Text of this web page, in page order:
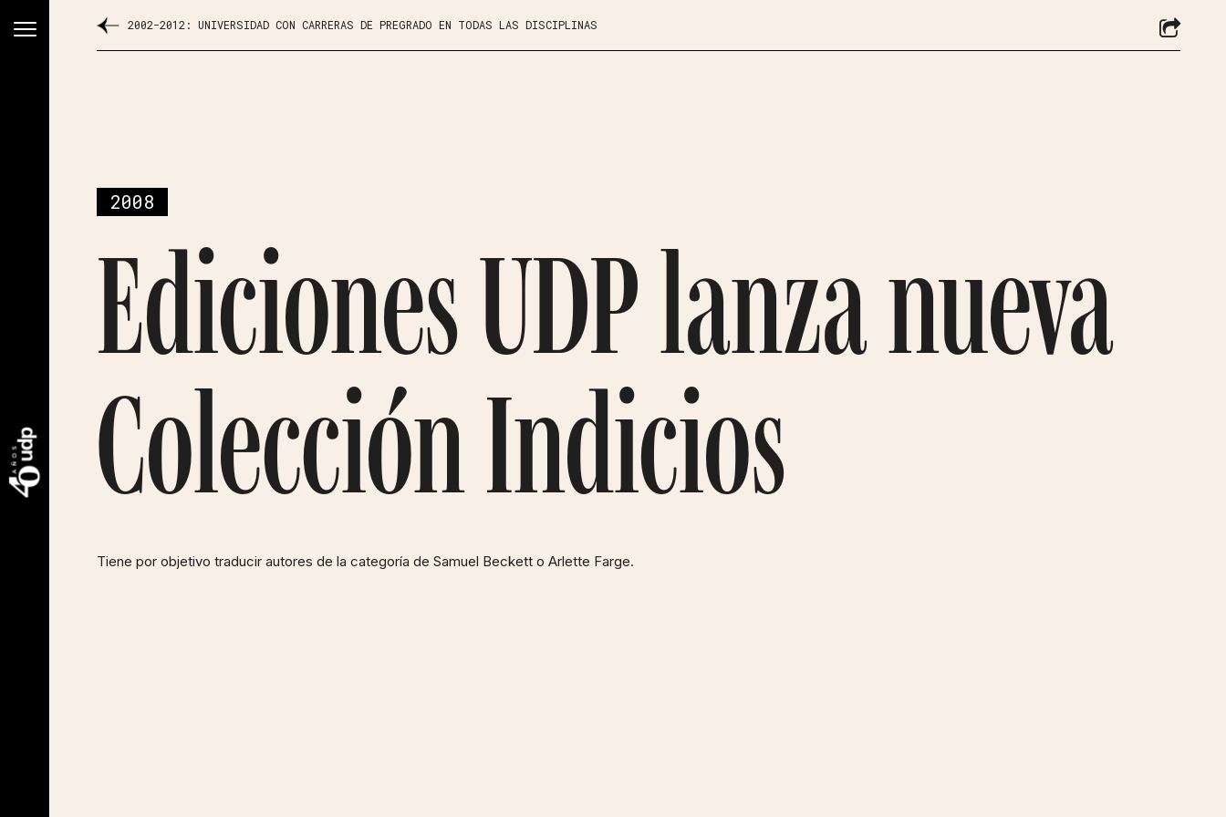
2002-2012: UNIVERSIDAD CON CARRERAS DE PREGRADO EN TODAS LAS DISCIPLINAS
2008
Ediciones UDP lanza nueva
Colección Indicios
Tiene por objetivo traducir autores de la categoría de Samuel Beckett o Arlette Farge.